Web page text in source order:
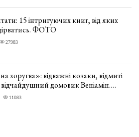
15 інтригуючих книг, від яких
ФОТО
27983
хоругва»: відважні козаки, відмиті
домовик Веніамін.
11083